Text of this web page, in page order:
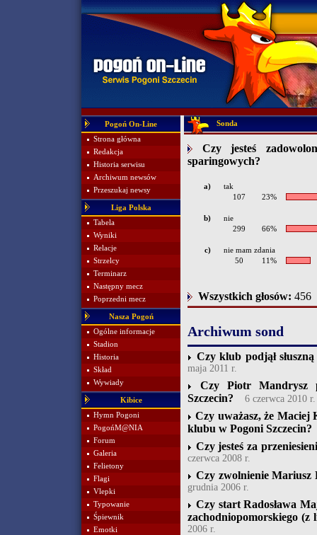
Pogoń On-Line
Strona główna
Redakcja
Historia serwisu
Archiwum newsów
Przeszukaj newsy
Liga Polska
Tabela
Wyniki
Relacje
Strzelcy
Terminarz
Następny mecz
Poprzedni mecz
Nasza Pogoń
Ogólne informacje
Stadion
Historia
Skład
Wywiady
Kibice
Hymn Pogoni
PogońM@NIA
Forum
Galeria
Felietony
Flagi
Vlepki
Typowanie
Śpiewnik
Emotki
Sonda
Czy jesteś
sparingowych?
a)
tak
107
23%
b)
nie
299
66%
c)
nie mam zdania
50
11%
Wszystkich głosów: 456
Archiwum sond
Czy klub podjął
maja 2011 r.
Czy Piotr Mandrysz
Szczecin?
6 czerwca 2010 r.
Czy uważasz, że Maciej
klubu w Pogoni Szczecin?
Czy jesteś za
czerwca 2008 r.
Czy zwolnienie Mariusz
grudnia 2006 r.
Czy start Radosława
zachodniopomorskiego
2006 r.